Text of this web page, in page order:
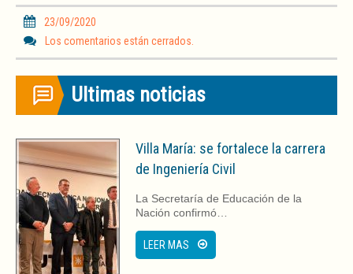
l
i
c
p
a
r
c
o
m
t
i
r
e
T
w
t
t
e
r
(
l
i
c
p
a
r
c
o
m
t
i
r
e
F
a
c
e
b
o
o
k
23/09/2020
Los comentarios están cerrados.
Ultimas noticias
Villa María: se fortalece la carrera
de Ingeniería Civil
La Secretaría de Educación de la
Nación confirmó…
LEER MAS